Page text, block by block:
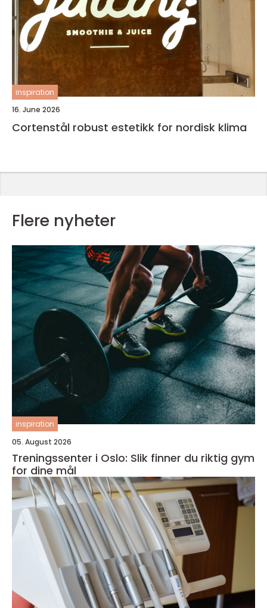
inspiration
16. June 2026
Cortenstål robust estetikk for nordisk klima
Flere nyheter
inspiration
05. August 2026
Treningssenter i Oslo: Slik finner du riktig gym
for dine mål